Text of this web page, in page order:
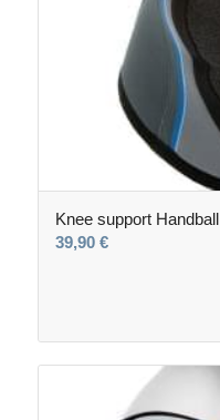
Knee support Handball
39,90 €